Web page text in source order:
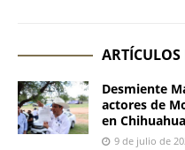
Desmiente
actores de
en
9 de julio de